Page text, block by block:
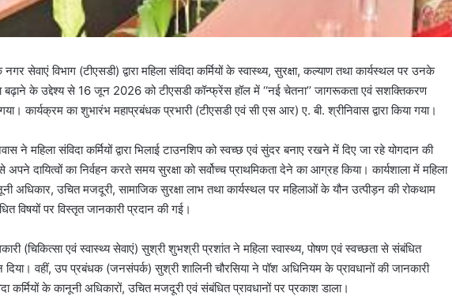
सेवाएं विभाग (टीएसडी) द्वारा महिला संविदा कर्मियों के स्वास्थ्य, सुरक्षा, कल्याण तथा कार्यस्थल पर उनके
बढ़ाने के उद्देश्य से 16 जून 2026 को टीएसडी कॉन्फ्रेंस हॉल में ‘‘नई चेतना’’ जागरूकता एवं सशक्तिकरण
कार्यक्रम का शुभारंभ महाप्रबंधक प्रभारी (टीएसडी एवं सी एस आर) ए. बी. श्रीनिवास द्वारा किया गया।
ने महिला संविदा कर्मियों द्वारा भिलाई टाउनशिप को स्वच्छ एवं सुंदर बनाए रखने में दिए जा रहे योगदान की
अपने दायित्वों का निर्वहन करते समय सुरक्षा को सर्वोच्च प्राथमिकता देने का आग्रह किया। कार्यशाला में महिला
अधिकार, उचित मजदूरी, सामाजिक सुरक्षा लाभ तथा कार्यस्थल पर महिलाओं के यौन उत्पीड़न की रोकथाम
विषयों पर विस्तृत जानकारी प्रदान की गई।
(चिकित्सा एवं स्वास्थ्य सेवाएं) सुश्री शुभश्री प्रशांत ने महिला स्वास्थ्य, पोषण एवं स्वच्छता से संबंधित
दिया। वहीं, उप प्रबंधक (जनसंपर्क) सुश्री शालिनी चौरसिया ने पॉश अधिनियम के प्रावधानों की जानकारी
कर्मियों के कानूनी अधिकारों, उचित मजदूरी एवं संबंधित प्रावधानों पर प्रकाश डाला।